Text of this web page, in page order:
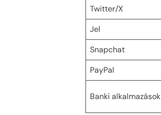
Twitter/X
Jel
Snapchat
PayPal
Banki alkalmazások